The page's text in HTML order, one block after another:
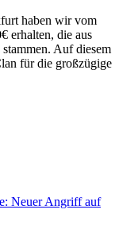
haben wir vom
erhalten, die aus
Auf diesem
für die großzügige
Neuer Angriff auf